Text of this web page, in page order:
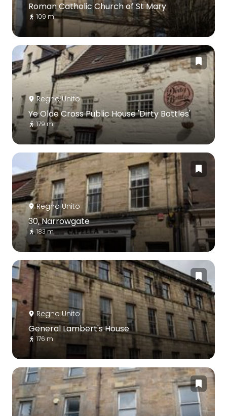
Roman Catholic Church of St Mary
109 m
Regno Unito
Ye Olde Cross Public House 'Dirty Bottles'
179 m
Regno Unito
30, Narrowgate
183 m
Regno Unito
General Lambert's House
176 m